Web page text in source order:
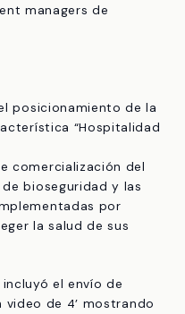
managers de
posicionamiento de la
“Hospitalidad
comercialización del
bioseguridad y las
por
la salud de sus
incluyó el envío de
de 4’ mostrando